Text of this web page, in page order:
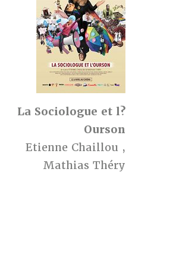
La Sociologue et l?
Ourson
Etienne Chaillou ,
Mathias Théry